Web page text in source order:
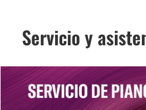
Servicio y